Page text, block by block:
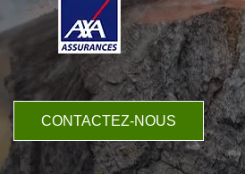
CONTACTEZ-NOUS